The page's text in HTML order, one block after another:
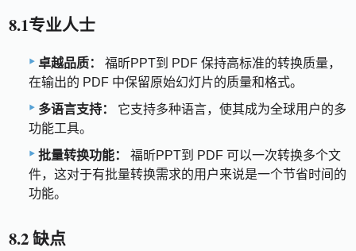
8.1专业人士
卓越品质：
福昕PPT到 PDF 保持高标准的转换质量，
在输出的 PDF 中保留原始幻灯片的质量和格式。
多语言支持：
它支持多种语言，使其成为全球用户的多
功能工具。
批量转换功能：
福昕PPT到 PDF 可以一次转换多个文
件，这对于有批量转换需求的用户来说是一个节省时间的
功能。
8.2 缺点